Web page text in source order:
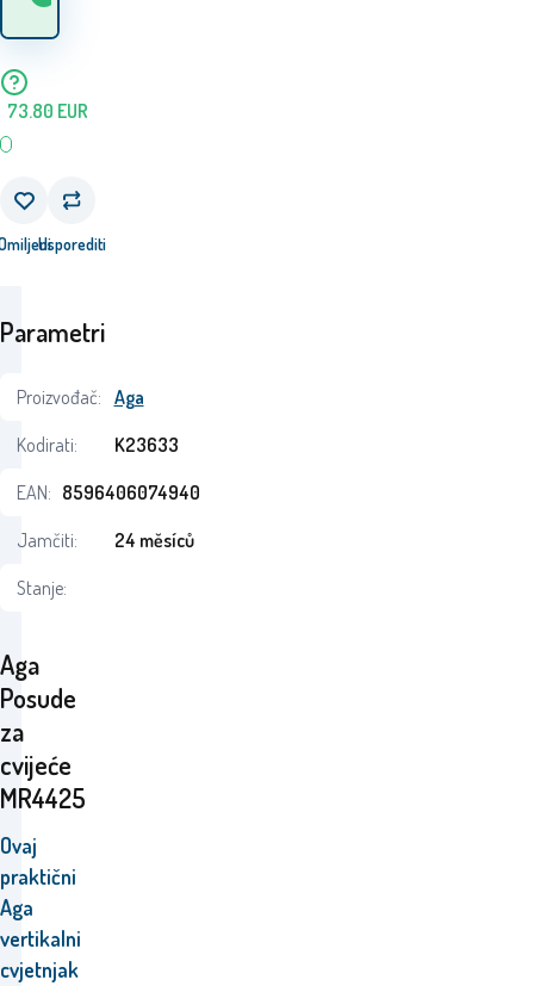
73.80 EUR
Usporediti
Aga
Posude
za
cvijeće
MR4425
Ovaj
praktični
Aga
vertikalni
cvjetnjak
Parametri
Proizvođač: Aga
Kodirati:
K23633
EAN: 8596406074940
Jamčiti:
24 měsíců
Stanje: